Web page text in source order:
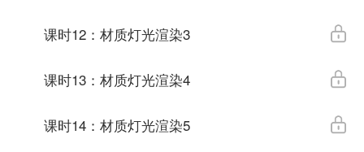
课时12：材质灯光渲染3
课时13：材质灯光渲染4
课时14：材质灯光渲染5